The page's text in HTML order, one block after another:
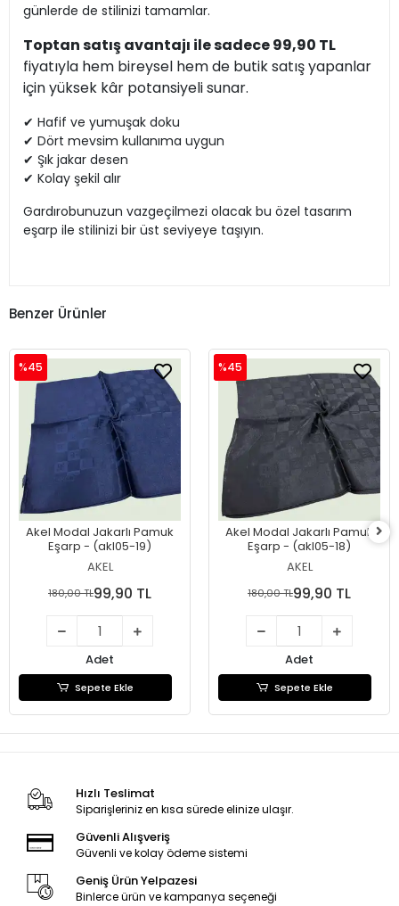
günlerde de stilinizi tamamlar.
Toptan satış avantajı ile sadece 99,90 TL
fiyatıyla hem bireysel hem de butik satış yapanlar
için yüksek kâr potansiyeli sunar.
✔ Hafif ve yumuşak doku
✔ Dört mevsim kullanıma uygun
✔ Şık jakar desen
✔ Kolay şekil alır
Gardırobunuzun vazgeçilmezi olacak bu özel tasarım
eşarp ile stilinizi bir üst seviyeye taşıyın.
Benzer Ürünler
Akel Modal Jakarlı Pamuk
Eşarp - (akl05-19)
AKEL
%45
180,00 TL99,90 TL
Adet
Sepete Ekle
Akel Modal Jakarlı Pamuk
Eşarp - (akl05-18)
AKEL
%45
180,00 TL99,90 TL
Adet
Sepete Ekle
Hızlı Teslimat
Siparişleriniz en kısa sürede elinize ulaşır.
Güvenli Alışveriş
Güvenli ve kolay ödeme sistemi
Geniş Ürün Yelpazesi
Binlerce ürün ve kampanya seçeneği